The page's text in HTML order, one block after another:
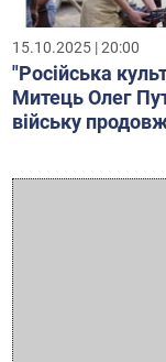
15.10.2025 | 20:00
"Російська
Митець Олег
війську